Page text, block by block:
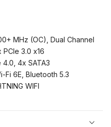
MHz (OC), Dual Channel
PCIe 3.0 x16
4.0, 4x SATA3
Fi 6E, Bluetooth 5.3
WIFI